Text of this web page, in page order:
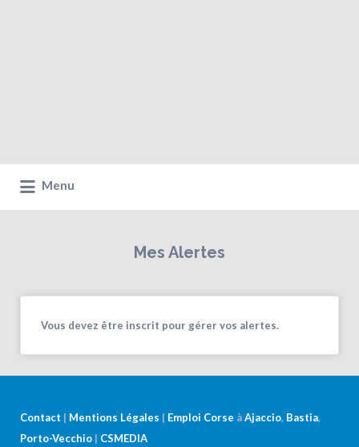
Menu
Mes Alertes
Vous devez être inscrit pour gérer vos alertes.
Contact | Mentions Légales | Emploi Corse àAjaccio, Bastia,
Porto-Vecchio | CSMEDIA